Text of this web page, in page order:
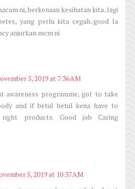
ni, berkenaan kesihatan kita..lagi
yang perlu kita cegah..good la
anjurkan mcm ni
5, 2019 at 7:36 AM
awareness programme, got to take
and if betul betul kena have to
products. Good job Caring
5, 2019 at 10:37 AM